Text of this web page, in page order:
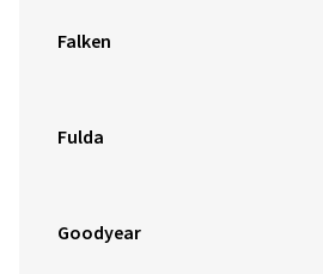
Falken
Fulda
Goodyear